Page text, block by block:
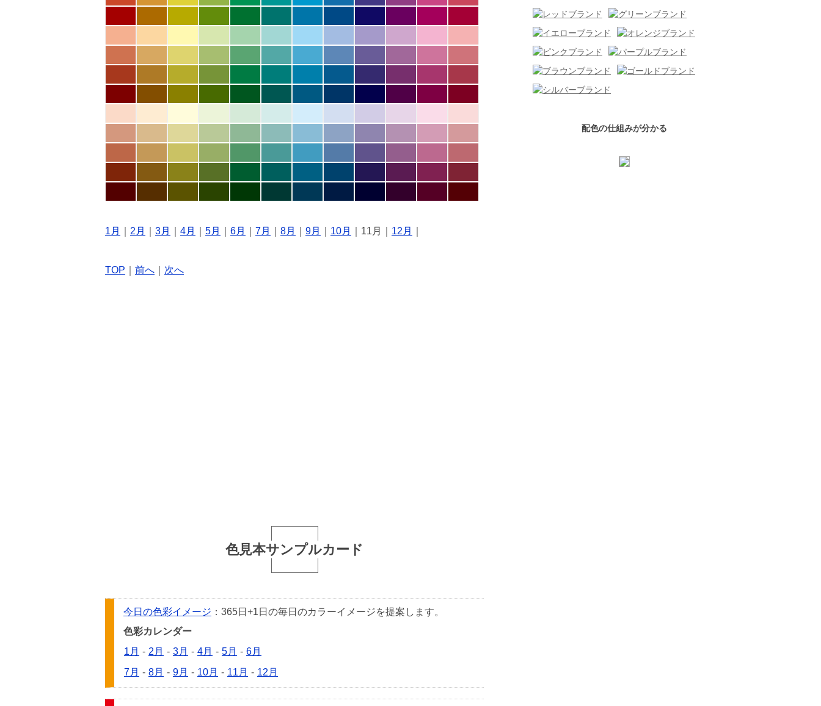
1月 2月 3月 4月 5月 6月 7月 8月 9月 10月 ｜11月｜ 12月
TOP 前へ 次へ
色見本サンプルカード
今日の色彩イメージ ：365日+1日の毎日のカラーイメージを提案します。
色彩カレンダー
1月 - 2月 - 3月 - 4月 - 5月 - 6月
7月 - 8月 - 9月 - 10月 - 11月 - 12月
配色の仕組みが分かる